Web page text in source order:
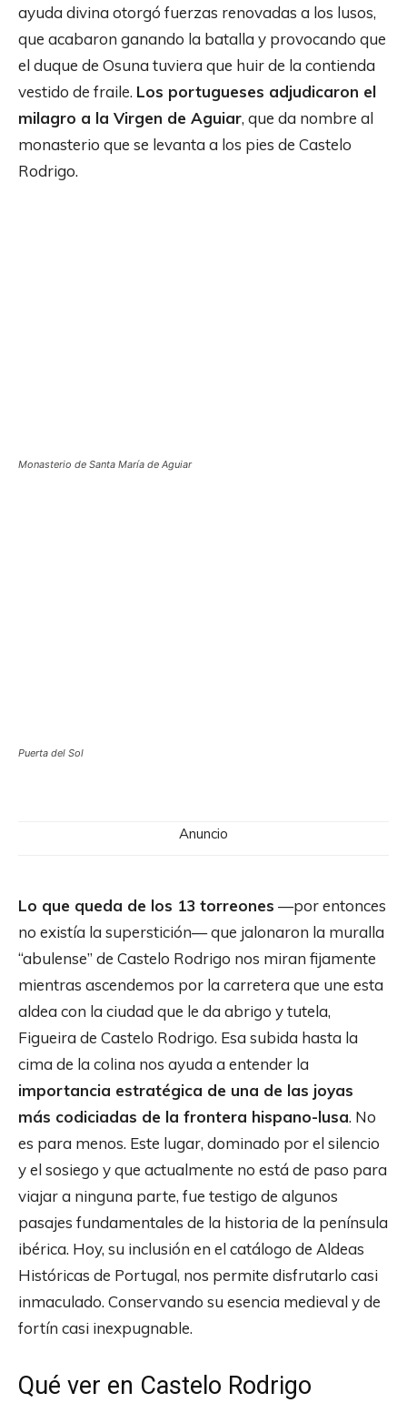
ayuda divina otorgó fuerzas renovadas a los lusos,
que acabaron ganando la batalla y provocando que
el duque de Osuna tuviera que huir de la contienda
vestido de fraile. Los portugueses adjudicaron el
milagro a la Virgen de Aguiar, que da nombre al
monasterio que se levanta a los pies de Castelo
Rodrigo.
Monasterio de Santa María de Aguiar
Puerta del Sol
Anuncio
Lo que queda de los 13 torreones —por entonces
no existía la superstición— que jalonaron la muralla
“abulense” de Castelo Rodrigo nos miran fijamente
mientras ascendemos por la carretera que une esta
aldea con la ciudad que le da abrigo y tutela,
Figueira de Castelo Rodrigo. Esa subida hasta la
cima de la colina nos ayuda a entender la
importancia estratégica de una de las joyas
más codiciadas de la frontera hispano-lusa. No
es para menos. Este lugar, dominado por el silencio
y el sosiego y que actualmente no está de paso para
viajar a ninguna parte, fue testigo de algunos
pasajes fundamentales de la historia de la península
ibérica. Hoy, su inclusión en el catálogo de Aldeas
Históricas de Portugal, nos permite disfrutarlo casi
inmaculado. Conservando su esencia medieval y de
fortín casi inexpugnable.
Qué ver en Castelo Rodrigo